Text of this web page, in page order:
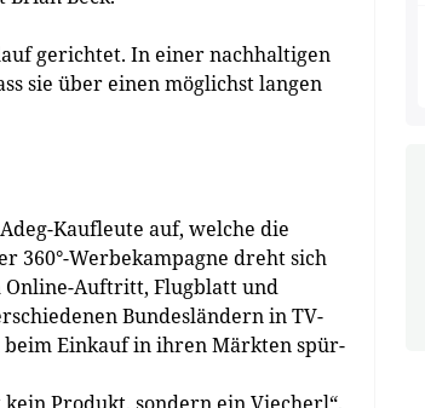
gerichtet. In einer nachhaltigen
sie über einen möglichst langen
Kaufleute auf, welche die
360°-Werbekampagne dreht sich
Online-Auftritt, Flugblatt und
Bundesländern in TV-
Einkauf in ihren Märkten spür-